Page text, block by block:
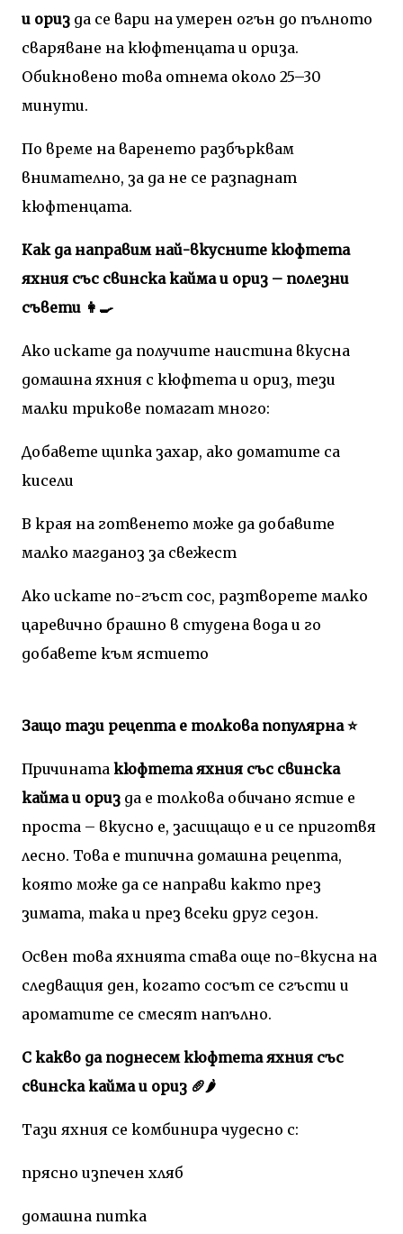
и ориз да се вари на умерен огън до пълното
сваряване на кюфтенцата и ориза.
Обикновено това отнема около 25–30
минути.
По време на варенето разбърквам
внимателно, за да не се разпаднат
кюфтенцата.
Как да направим най-вкусните кюфтета
яхния със свинска кайма и ориз – полезни
съвети 👩‍🍳
Ако искате да получите наистина вкусна
домашна яхния с кюфтета и ориз, тези
малки трикове помагат много:
Добавете щипка захар, ако доматите са
кисели
В края на готвенето може да добавите
малко магданоз за свежест
Ако искате по-гъст сос, разтворете малко
царевично брашно в студена вода и го
добавете към ястието
Защо тази рецепта е толкова популярна ⭐
Причината кюфтета яхния със свинска
кайма и ориз да е толкова обичано ястие е
проста – вкусно е, засищащо е и се приготвя
лесно. Това е типична домашна рецепта,
която може да се направи както през
зимата, така и през всеки друг сезон.
Освен това яхнията става още по-вкусна на
следващия ден, когато сосът се сгъсти и
ароматите се смесят напълно.
С какво да поднесем кюфтета яхния със
свинска кайма и ориз 🥖🌶️
Тази яхния се комбинира чудесно с:
прясно изпечен хляб
домашна питка